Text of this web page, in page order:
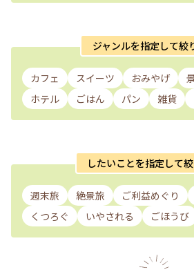
ジャンルを指定して絞
カフェ スイーツ おみやげ
ホテル
ごはん パン 雑貨
したいことを指定して
週末旅 絶景旅 ご利益めぐり
くつろぐ
いやされる ごほうび